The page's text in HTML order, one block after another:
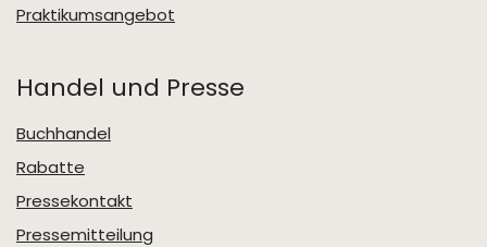
Praktikumsangebot
Handel und Presse
Buchhandel
Rabatte
Pressekontakt
Pressemitteilung